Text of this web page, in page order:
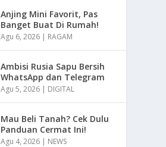
Anjing Mini Favorit, Pas
Banget Buat Di Rumah!
Agu 6, 2026 | RAGAM
Ambisi Rusia Sapu Bersih
WhatsApp dan Telegram
Agu 5, 2026 | DIGITAL
Mau Beli Tanah? Cek Dulu
Panduan Cermat Ini!
Agu 4, 2026 | NEWS